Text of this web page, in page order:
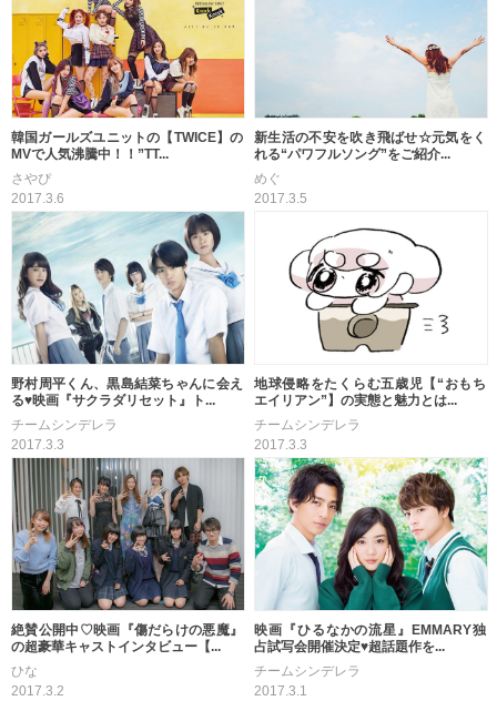
韓国ガールズユニットの【TWICE】の
MVで人気沸騰中！！”TT...
さやぴ
2017.3.6
新生活の不安を吹き飛ばせ☆元気をく
れる“パワフルソング”をご紹介...
めぐ
2017.3.5
野村周平くん、黒島結菜ちゃんに会え
る♥映画『サクラダリセット』ト...
チームシンデレラ
2017.3.3
地球侵略をたくらむ五歳児【“おもち
エイリアン”】の実態と魅力とは...
チームシンデレラ
2017.3.3
絶賛公開中♡映画『傷だらけの悪魔』
の超豪華キャストインタビュー【...
ひな
2017.3.2
映画『ひるなかの流星』EMMARY独
占試写会開催決定♥超話題作を...
チームシンデレラ
2017.3.1